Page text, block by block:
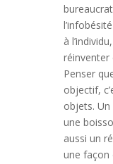
à
réinventer
Penser
objectif,
objets. Un
une
aussi un
une façon